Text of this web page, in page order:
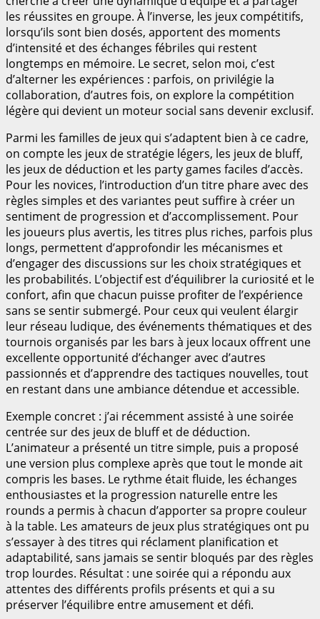
les réussites en groupe. À l’inverse, les jeux compétitifs,
lorsqu’ils sont bien dosés, apportent des moments
d’intensité et des échanges fébriles qui restent
longtemps en mémoire. Le secret, selon moi, c’est
d’alterner les expériences : parfois, on privilégie la
collaboration, d’autres fois, on explore la compétition
légère qui devient un moteur social sans devenir exclusif.
Parmi les familles de jeux qui s’adaptent bien à ce cadre,
on compte les jeux de stratégie légers, les jeux de bluff,
les jeux de déduction et les party games faciles d’accès.
Pour les novices, l’introduction d’un titre phare avec des
règles simples et des variantes peut suffire à créer un
sentiment de progression et d’accomplissement. Pour
les joueurs plus avertis, les titres plus riches, parfois plus
longs, permettent d’approfondir les mécanismes et
d’engager des discussions sur les choix stratégiques et
les probabilités. L’objectif est d’équilibrer la curiosité et le
confort, afin que chacun puisse profiter de l’expérience
sans se sentir submergé. Pour ceux qui veulent élargir
leur réseau ludique, des événements thématiques et des
tournois organisés par les bars à jeux locaux offrent une
excellente opportunité d’échanger avec d’autres
passionnés et d’apprendre des tactiques nouvelles, tout
en restant dans une ambiance détendue et accessible.
Exemple concret : j’ai récemment assisté à une soirée
centrée sur des jeux de bluff et de déduction.
L’animateur a présenté un titre simple, puis a proposé
une version plus complexe après que tout le monde ait
compris les bases. Le rythme était fluide, les échanges
enthousiastes et la progression naturelle entre les
rounds a permis à chacun d’apporter sa propre couleur
à la table. Les amateurs de jeux plus stratégiques ont pu
s’essayer à des titres qui réclament planification et
adaptabilité, sans jamais se sentir bloqués par des règles
trop lourdes. Résultat : une soirée qui a répondu aux
attentes des différents profils présents et qui a su
préserver l’équilibre entre amusement et défi.